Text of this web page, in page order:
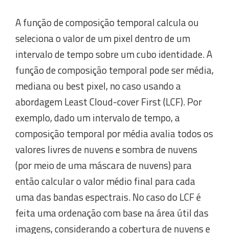
A função de composição temporal calcula ou
seleciona o valor de um pixel dentro de um
intervalo de tempo sobre um cubo identidade. A
função de composição temporal pode ser média,
mediana ou best pixel, no caso usando a
abordagem Least Cloud-cover First (LCF). Por
exemplo, dado um intervalo de tempo, a
composição temporal por média avalia todos os
valores livres de nuvens e sombra de nuvens
(por meio de uma máscara de nuvens) para
então calcular o valor médio final para cada
uma das bandas espectrais. No caso do LCF é
feita uma ordenação com base na área útil das
imagens, considerando a cobertura de nuvens e